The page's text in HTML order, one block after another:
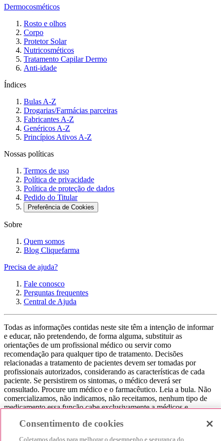
Dermocosméticos
Rosto e olhos
Corpo
Protetor Solar
Nutricosméticos
Tratamento Capilar Dermo
Anti-idade
Índices
Bulas A-Z
Drogarias/Farmácias parceiras
Fabricantes A-Z
Genéricos A-Z
Princípios Ativos A-Z
Nossas políticas
Termos de uso
Política de privacidade
Política de proteção de dados
Pedido do Titular
Preferência de Cookies
Sobre
Quem somos
Blog Cliquefarma
Precisa de ajuda?
Fale conosco
Perguntas frequentes
Central de Ajuda
Todas as informações contidas neste site têm a intenção de informar
e educar, não pretendendo, de forma alguma, substituir as
orientações de um profissional médico ou servir como
recomendação para qualquer tipo de tratamento. Decisões
relacionadas a tratamento de pacientes devem ser tomadas por
profissionais autorizados, considerando as características de cada
paciente. Se persistirem os sintomas, o médico deverá ser
consultado. Procure um médico e o farmacêutico. Leia a bula. Não
comercializamos, não indicamos, não receitamos, nenhum tipo de
medicamento essa função cabe exclusivamente a médicos e
consultar seu médico. Não somos uma loja ou marketplace, ou seja,
Consentimento de cookies
Coletamos dados para melhorar o desempenho e segurança do